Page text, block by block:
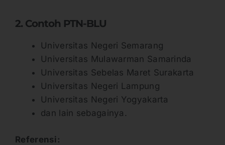
2. Contoh PTN-BLU
Universitas Negeri Semarang
Universitas Mulawarman Samarinda
Universitas Sebelas Maret Surakarta
Universitas Negeri Lampung
Universitas Negeri Yogyakarta
dan lain sebagainya.
Referensi: